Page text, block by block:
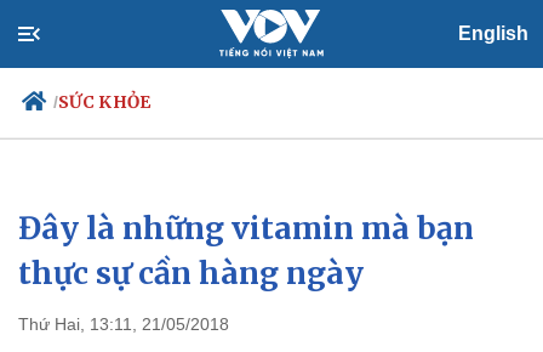
English
/SỨC KHỎE
Chính trị
Đảng
Tổ chức nhân sự
Nhận diện sự thật
Xã hội
Tin 24h
Dự báo thời tiết
Đây là những vitamin mà bạn
thực sự cần hàng ngày
Thứ Hai, 13:11, 21/05/2018